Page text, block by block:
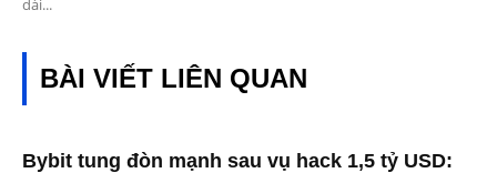
dài...
BÀI VIẾT LIÊN QUAN
Bybit tung đòn mạnh sau vụ hack 1,5 tỷ USD: